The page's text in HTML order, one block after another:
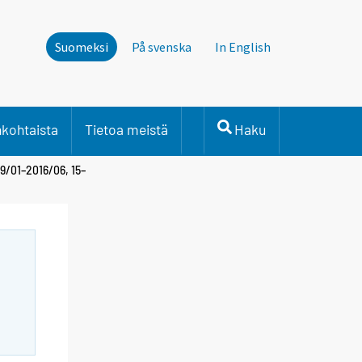
Suomeksi På svenska In English
Tietoa meistä Haku
06, 15–